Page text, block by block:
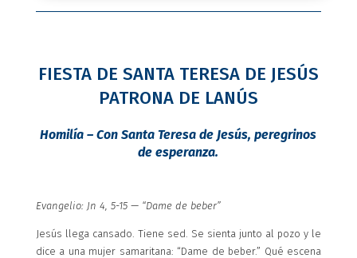
FIESTA DE SANTA TERESA DE JESÚS
PATRONA DE LANÚS
Homilía – Con Santa Teresa de Jesús, peregrinos
de esperanza.
Evangelio: Jn 4, 5-15 — “Dame de beber”
Jesús llega cansado. Tiene sed. Se sienta junto al pozo y le
dice a una mujer samaritana: “Dame de beber.” Qué escena